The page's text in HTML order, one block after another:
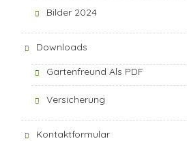
Bilder 2024
Downloads
Gartenfreund Als PDF
Versicherung
Kontaktformular